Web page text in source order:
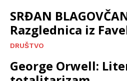
SRĐAN
Razglednica iz
DRUŠTVO
George Orwell: